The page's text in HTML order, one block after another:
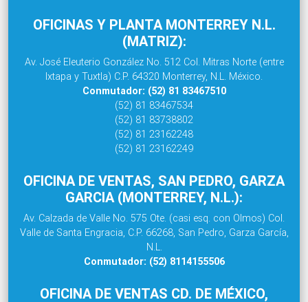
OFICINAS Y PLANTA MONTERREY N.L.
(MATRIZ):
Av. José Eleuterio González No. 512 Col. Mitras Norte (entre
Ixtapa y Tuxtla) C.P. 64320 Monterrey, N.L. México.
Conmutador: (52) 81 83467510
(52) 81 83467534
(52) 81 83738802
(52) 81 23162248
(52) 81 23162249
OFICINA DE VENTAS, SAN PEDRO, GARZA
GARCIA (MONTERREY, N.L.):
Av. Calzada de Valle No. 575 Ote. (casi esq. con Olmos) Col.
Valle de Santa Engracia, C.P. 66268, San Pedro, Garza García,
N.L.
Conmutador: (52) 8114155506
OFICINA DE VENTAS CD. DE MÉXICO,